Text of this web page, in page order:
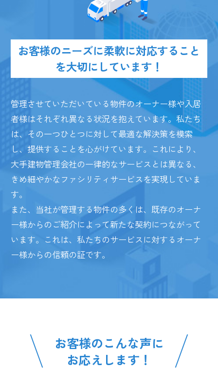
お客様のニーズに柔軟に対応すること
を大切にしています！
管理させていただいている物件のオーナー様や入居
者様はそれぞれ異なる状況を抱えています。私たち
は、その一つひとつに対して最適な解決策を模索
し、提供することを心がけています。これにより、
大手建物管理会社の一律的なサービスとは異なる、
きめ細やかなファシリティサービスを実現していま
す。
また、当社が管理する物件の多くは、既存のオーナ
ー様からのご紹介によって新たな契約につながって
います。これは、私たちのサービスに対するオーナ
ー様からの信頼の証です。
お客様のこんな声に
お応えします！